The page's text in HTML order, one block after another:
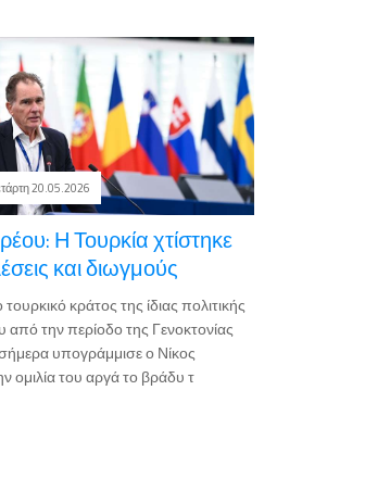
20.05.2026
Η Τουρκία χτίστηκε
και διωγμούς
κράτος της ίδιας πολιτικής
την περίοδο της Γενοκτονίας
υπογράμμισε ο Νίκος
ομιλία του αργά το βράδυ τ